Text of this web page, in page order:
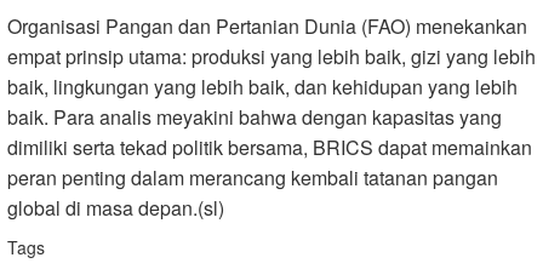
Organisasi Pangan dan Pertanian Dunia (FAO) menekankan
empat prinsip utama: produksi yang lebih baik, gizi yang lebih
baik, lingkungan yang lebih baik, dan kehidupan yang lebih
baik. Para analis meyakini bahwa dengan kapasitas yang
dimiliki serta tekad politik bersama, BRICS dapat memainkan
peran penting dalam merancang kembali tatanan pangan
global di masa depan.(sl)
Tags